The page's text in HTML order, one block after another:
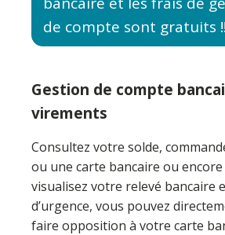
de compte sont gratuits !!
Gestion de compte
virements
Consultez votre solde,
ou une carte bancaire ou encore
visualisez votre relevé bancaire
d’urgence, vous pouvez
faire opposition à votre carte